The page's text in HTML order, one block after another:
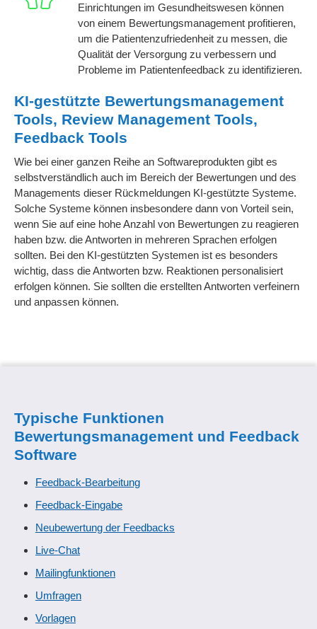
Einrichtungen im Gesundheitswesen können
von einem Bewertungsmanagement profitieren,
um die Patientenzufriedenheit zu messen, die
Qualität der Versorgung zu verbessern und
Probleme im Patientenfeedback zu identifizieren.
KI-gestützte Bewertungsmanagement
Tools, Review Management Tools,
Feedback Tools
Wie bei einer ganzen Reihe an Softwareprodukten gibt es
selbstverständlich auch im Bereich der Bewertungen und des
Managements dieser Rückmeldungen KI-gestützte Systeme.
Solche Systeme können insbesondere dann von Vorteil sein,
wenn Sie auf eine hohe Anzahl von Bewertungen zu reagieren
haben bzw. die Antworten in mehreren Sprachen erfolgen
sollten. Bei den KI-gestützten Systemen ist es besonders
wichtig, dass die Antworten bzw. Reaktionen personalisiert
erfolgen können. Sie sollten die erstellten Antworten verfeinern
und anpassen können.
Typische Funktionen
Bewertungsmanagement und Feedback
Software
Feedback-Bearbeitung
Feedback-Eingabe
Neubewertung der Feedbacks
Live-Chat
Mailingfunktionen
Umfragen
Vorlagen